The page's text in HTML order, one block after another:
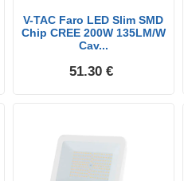
V-TAC Faro LED Slim SMD
Chip CREE 200W 135LM/W
Cav...
51.30 €